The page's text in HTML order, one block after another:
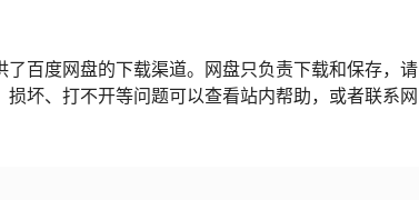
百度网盘的下载渠道。网盘只负责下载和保存，请
坏、打不开等问题可以查看站内帮助，或者联系网